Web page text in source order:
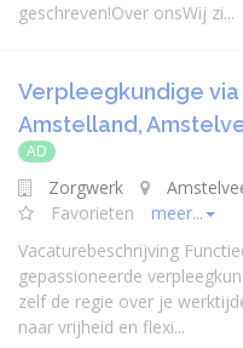
geschreven!Over onsWij zi...
Verpleegkundige
Amstelland,
AD
Zorgwerk
Favorieten
meer...
Vacaturebeschrijving
gepassioneerde
zelf de regie over je
naar vrijheid en flexi...